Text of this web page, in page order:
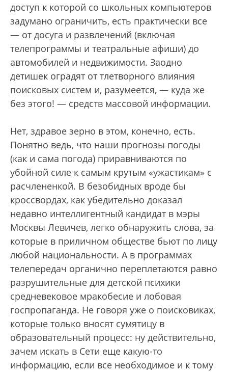
доступ к которой со школьных компьютеров
задумано ограничить, есть практически все
— от досуга и развлечений (включая
телепрограммы и театральные афиши) до
автомобилей и недвижимости. Заодно
детишек оградят от тлетворного влияния
поисковых систем и, разумеется, — куда же
без этого! — средств массовой информации.
Нет, здравое зерно в этом, конечно, есть.
Понятно ведь, что наши прогнозы погоды
(как и сама погода) приравниваются по
убойной силе к самым крутым «ужастикам» с
расчлененкой. В безобидных вроде бы
кроссвордах, как убедительно доказал
недавно интеллигентный кандидат в мэры
Москвы Левичев, легко обнаружить слова, за
которые в приличном обществе бьют по лицу
любой национальности. А в программах
телепередач органично переплетаются равно
разрушительные для детской психики
средневековое мракобесие и лобовая
госпропаганда. Не говоря уже о поисковиках,
которые только вносят сумятицу в
образовательный процесс: ну действительно,
зачем искать в Сети еще какую-то
информацию, если все необходимое и к тому